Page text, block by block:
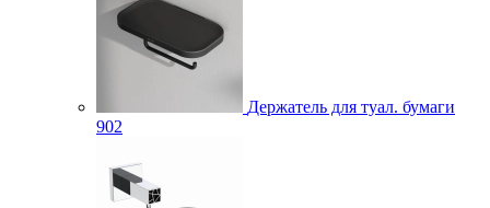
Держатель для туал. бумаги
902